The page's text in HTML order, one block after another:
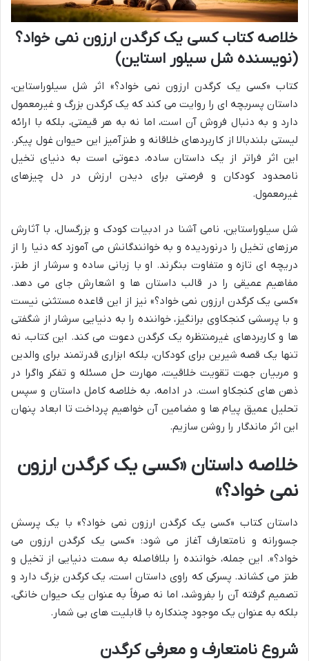
خلاصه کتاب کسی یک کرگدن ارزون نمی خواد؟
(نویسنده شل سیلور استاین)
کتاب «کسی یک کرگدن ارزون نمی خواد؟» اثر شل سیلوراستاین،
داستان پسربچه ای را روایت می کند که یک کرگدن بزرگ و غیرمعمول
دارد و به دنبال فروش آن است، اما نه به هر قیمتی، بلکه با ارائه
لیستی بلندبالا از کاربردهای خلاقانه و طنزآمیز این حیوان غول پیکر.
این اثر فراتر از یک داستان ساده، دعوتی است به دنیای تخیل
نامحدود کودکان و فرصتی برای دیدن ارزش در دل چیزهای
غیرمعمول.
شل سیلوراستاین، نامی آشنا در ادبیات کودک و بزرگسال، با آثارش
مرزهای تخیل را درنوردیده و به خوانندگانش می آموزد که دنیا را از
دریچه ای تازه و متفاوت بنگرند. او با زبانی ساده و سرشار از طنز،
مفاهیم عمیقی را در قالب داستان ها و اشعارش جای می دهد.
«کسی یک کرگدن ارزون نمی خواد؟» نیز از این قاعده مستثنی نیست
و با پرسشی کنجکاوی برانگیز، خواننده را به دنیایی سرشار از شگفتی
ها و کاربردهای غیرمنتظره یک کرگدن دعوت می کند. این کتاب، نه
تنها یک قصه شیرین برای کودکان، بلکه ابزاری قدرتمند برای والدین
و مربیان جهت تقویت خلاقیت، مهارت حل مسئله و تفکر واگرا در
ذهن های کنجکاو است. در ادامه، به خلاصه کامل داستان و سپس
تحلیل عمیق پیام ها و مضامین آن خواهیم پرداخت تا ابعاد پنهان
این اثر ماندگار را روشن سازیم.
خلاصه داستان «کسی یک کرگدن ارزون
نمی خواد؟»
داستان کتاب «کسی یک کرگدن ارزون نمی خواد؟» با یک پرسش
جسورانه و نامتعارف آغاز می شود: «کسی یک کرگدن ارزون می
خواد؟». این جمله، خواننده را بلافاصله به سمت دنیایی از تخیل و
طنز می کشاند. پسرکی که راوی داستان است، یک کرگدن بزرگ دارد و
تصمیم گرفته آن را بفروشد، اما نه صرفاً به عنوان یک حیوان خانگی،
بلکه به عنوان یک موجود چندکاره با قابلیت های بی شمار.
شروع نامتعارف و معرفی کرگدن